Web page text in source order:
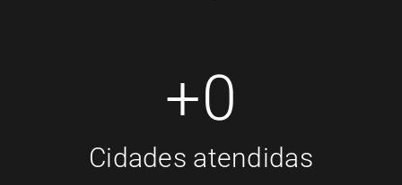
+0
Cidades atendidas